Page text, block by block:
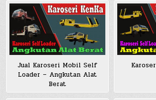
Jual Karoseri Mobil Self
Loader – Angkutan Alat
Berat